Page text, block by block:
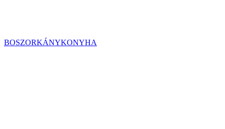
BOSZORKÁNYKONYHA